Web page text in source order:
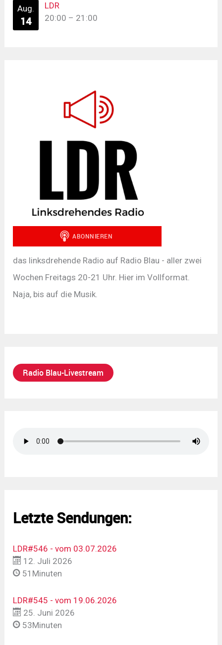
Aug.
14
LDR
20:00 – 21:00
das linksdrehende Radio auf Radio Blau - aller zwei
Wochen Freitags 20-21 Uhr. Hier im Vollformat.
Naja, bis auf die Musik.
Radio Blau-Livestream
Letzte Sendungen:
LDR#546 - vom 03.07.2026
12. Juli 2026
51Minuten
LDR#545 - vom 19.06.2026
25. Juni 2026
53Minuten